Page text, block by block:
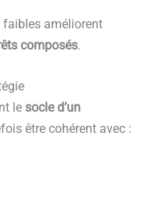
faibles améliorent
composés.
le socle d’un
être cohérent avec :